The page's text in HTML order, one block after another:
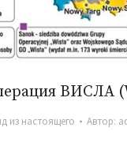
ВИСЛА
из настоящего Автор: